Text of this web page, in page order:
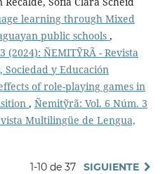
learning through Mixed
public schools ,
(2024): ÑEMITỸRÃ - Revista
y Educación
of role-playing games in
, Ñemitỹrã: Vol. 6 Núm. 3
Multilingüe de Lengua,
1-10 de 37 SIGUIENTE